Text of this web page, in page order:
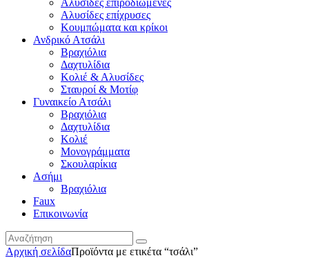
Αλυσίδες επίχρυσες
Κουμπώματα και κρίκοι
Ανδρικό Ατσάλι
Βραχιόλια
Δαχτυλίδια
Κολιέ & Αλυσίδες
Σταυροί & Μοτίφ
Γυναικείο Ατσάλι
Βραχιόλια
Δαχτυλίδια
Κολιέ
Μονογράμματα
Σκουλαρίκια
Ασήμι
Βραχιόλια
Faux
Επικοινωνία
Αρχική σελίδαΠροϊόντα με ετικέτα “τσάλι”